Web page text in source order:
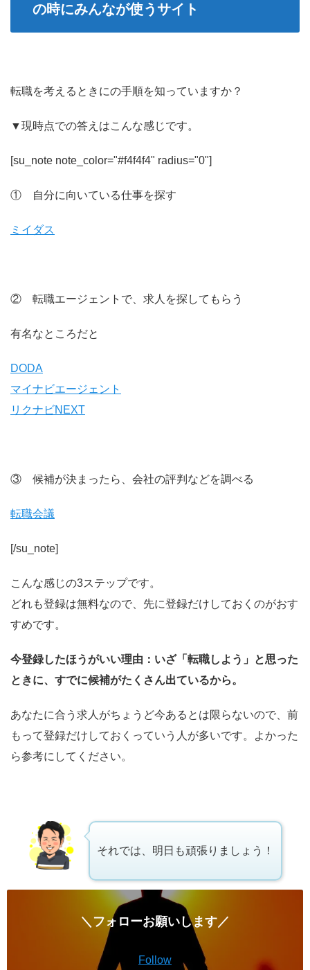
の時にみんなが使うサイト
転職を考えるときにの手順を知っていますか？
▼現時点での答えはこんな感じです。
[su_note note_color="#f4f4f4" radius="0"]
① 自分に向いている仕事を探す
ミイダス
② 転職エージェントで、求人を探してもらう
有名なところだと
DODA
マイナビエージェント
リクナビNEXT
③ 候補が決まったら、会社の評判などを調べる
転職会議
[/su_note]
こんな感じの3ステップです。
どれも登録は無料なので、先に登録だけしておくのがおす
すめです。
今登録したほうがいい理由：いざ「転職しよう」と思った
ときに、すでに候補がたくさん出ているから。
あなたに合う求人がちょうど今あるとは限らないので、前
もって登録だけしておくっていう人が多いです。よかった
ら参考にしてください。
それでは、明日も頑張りましょう！
＼フォローお願いします／
Follow